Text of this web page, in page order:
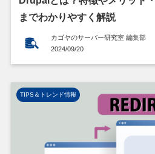
までわかりやすく解説
カゴヤのサーバー研究室 編集部
2024/09/20
TIPS＆トレンド情報